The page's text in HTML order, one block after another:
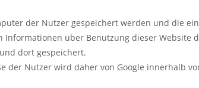
der Nutzer gespeichert werden und die
Informationen über Benutzung dieser Website
dort gespeichert.
der Nutzer wird daher von Google innerhalb